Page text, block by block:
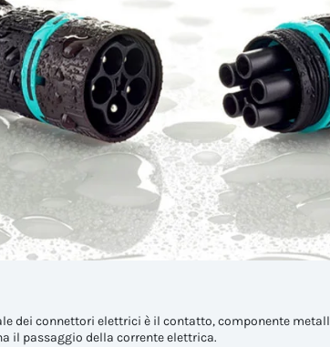
dei connettori elettrici è il contatto, componente
il passaggio della corrente elettrica.